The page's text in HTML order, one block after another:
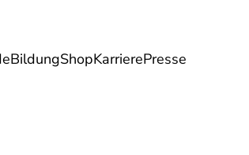
BildungShopKarrierePresse
Reise Verträge